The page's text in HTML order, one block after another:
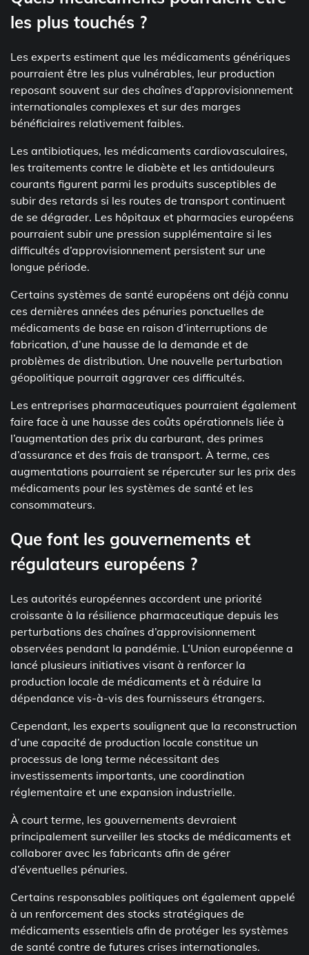
les plus touchés ?
Les experts estiment que les médicaments génériques
pourraient être les plus vulnérables, leur production
reposant souvent sur des chaînes d’approvisionnement
internationales complexes et sur des marges
bénéficiaires relativement faibles.
Les antibiotiques, les médicaments cardiovasculaires,
les traitements contre le diabète et les antidouleurs
courants figurent parmi les produits susceptibles de
subir des retards si les routes de transport continuent
de se dégrader. Les hôpitaux et pharmacies européens
pourraient subir une pression supplémentaire si les
difficultés d’approvisionnement persistent sur une
longue période.
Certains systèmes de santé européens ont déjà connu
ces dernières années des pénuries ponctuelles de
médicaments de base en raison d’interruptions de
fabrication, d’une hausse de la demande et de
problèmes de distribution. Une nouvelle perturbation
géopolitique pourrait aggraver ces difficultés.
Les entreprises pharmaceutiques pourraient également
faire face à une hausse des coûts opérationnels liée à
l’augmentation des prix du carburant, des primes
d’assurance et des frais de transport. À terme, ces
augmentations pourraient se répercuter sur les prix des
médicaments pour les systèmes de santé et les
consommateurs.
Que font les gouvernements et
régulateurs européens ?
Les autorités européennes accordent une priorité
croissante à la résilience pharmaceutique depuis les
perturbations des chaînes d’approvisionnement
observées pendant la pandémie. L’Union européenne a
lancé plusieurs initiatives visant à renforcer la
production locale de médicaments et à réduire la
dépendance vis-à-vis des fournisseurs étrangers.
Cependant, les experts soulignent que la reconstruction
d’une capacité de production locale constitue un
processus de long terme nécessitant des
investissements importants, une coordination
réglementaire et une expansion industrielle.
À court terme, les gouvernements devraient
principalement surveiller les stocks de médicaments et
collaborer avec les fabricants afin de gérer
d’éventuelles pénuries.
Certains responsables politiques ont également appelé
à un renforcement des stocks stratégiques de
médicaments essentiels afin de protéger les systèmes
de santé contre de futures crises internationales.